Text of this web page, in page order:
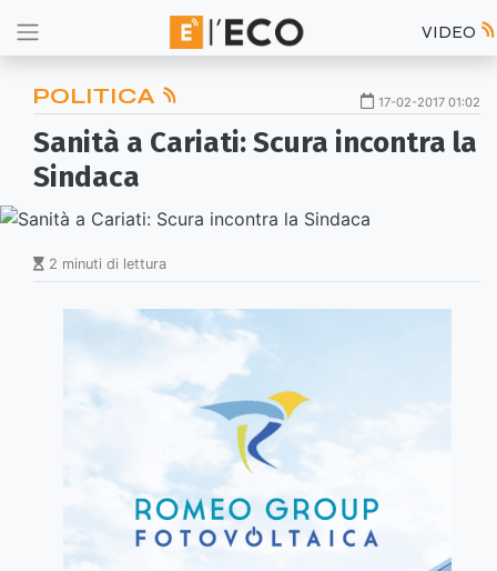
VIDEO
POLITICA 17-02-2017 01:02
Sanità a Cariati: Scura incontra la
Sindaca
2 minuti di lettura